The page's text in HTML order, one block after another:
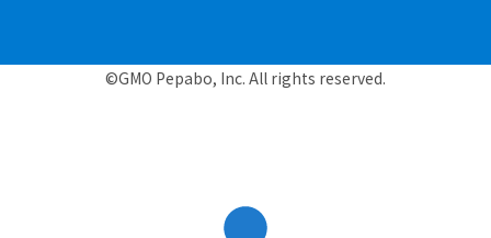
©GMO Pepabo, Inc. All rights reserved.